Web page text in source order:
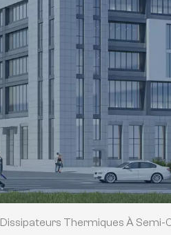
Dissipateurs Thermiques À Semi-